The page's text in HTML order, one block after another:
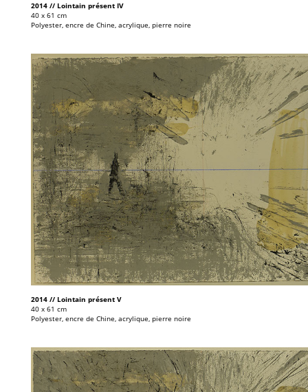
2014 // Lointain présent IV
40 x 61 cm
Polyester, encre de Chine, acrylique, pierre noire
2014 // Lointain présent V
40 x 61 cm
Polyester, encre de Chine, acrylique, pierre noire